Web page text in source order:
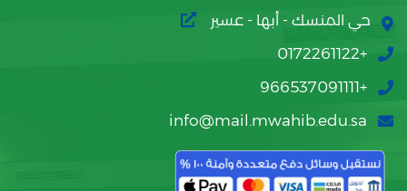
حي المنسك - أبها - عسير
+0172261122
+966537091111
info@mail.mwahib.edu.sa